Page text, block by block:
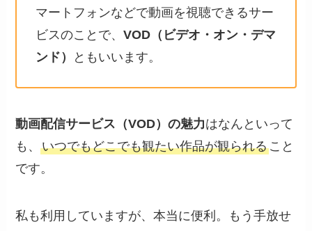
マートフォンなどで動画を視聴できるサー
ビスのことで、VOD（ビデオ・オン・デマ
ンド）
ともいいます。
動画配信サービス（VOD）の魅力はなんといって
も、いつでもどこでも観たい作品が観られること
です。
私も利用していますが、本当に便利。もう手放せ